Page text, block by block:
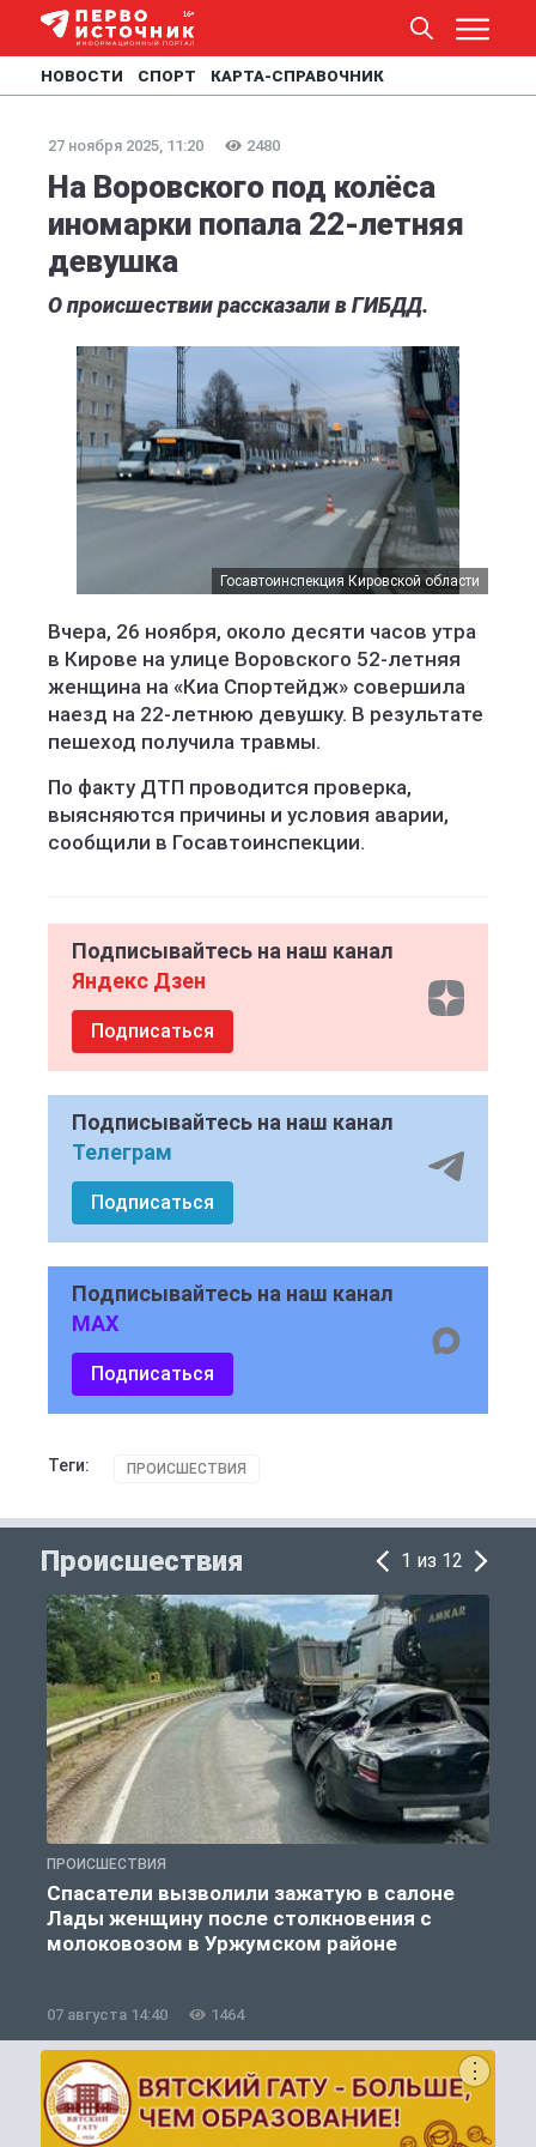
НОВОСТИ СПОРТ КАРТА-СПРАВОЧНИК
27 ноября 2025, 11:20 2480
На Воровского под колёса
иномарки попала 22-летняя
девушка
О происшествии рассказали в ГИБДД.
Госавтоинспекция Кировской области
Вчера, 26 ноября, около десяти часов утра
в Кирове на улице Воровского 52-летняя
женщина на «Киа Спортейдж» совершила
наезд на 22-летнюю девушку. В результате
пешеход получила травмы.
По факту ДТП проводится проверка,
выясняются причины и условия аварии,
сообщили в Госавтоинспекции.
Подписывайтесь на наш канал
Яндекс Дзен
Подписаться
Подписывайтесь на наш канал
Телеграм
Подписаться
Подписывайтесь на наш канал
MAX
Подписаться
Теги: ПРОИСШЕСТВИЯ
Происшествия 1 из 12
ПРОИСШЕСТВИЯ
Спасатели вызволили зажатую в салоне
Лады женщину после столкновения с
молоковозом в Уржумском районе
07 августа 14:40 1464